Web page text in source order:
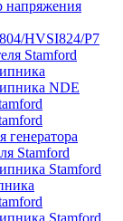
напряжения
HVSI824/P7
Stamford
NDE
генератора
Stamford
Stamford
Stamford